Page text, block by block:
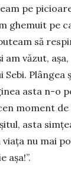
pe
ghemuit pe
să
am văzut,
Plângea
asta n-o
moment de
asta
viața nu mai
așa!”.